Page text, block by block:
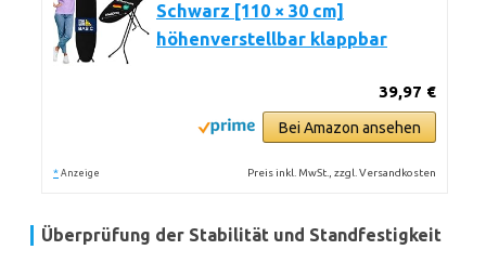
Schwarz [110 × 30 cm]
höhenverstellbar klappbar
39,97 €
Bei Amazon ansehen
* Anzeige Preis inkl. MwSt., zzgl. Versandkosten
Überprüfung der Stabilität und Standfestigkeit